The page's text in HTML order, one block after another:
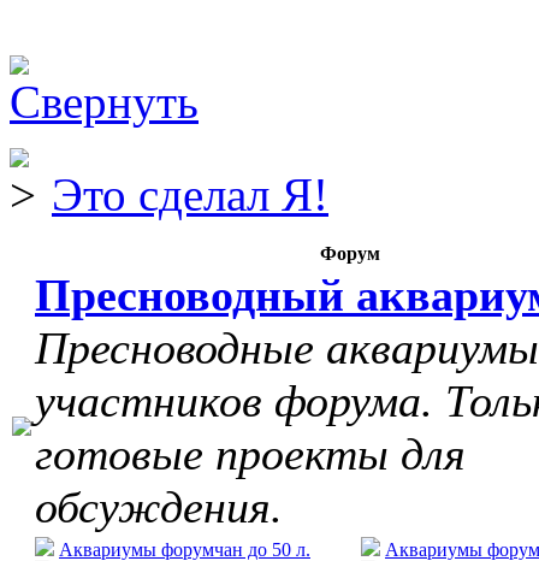
Это сделал Я!
Форум
Пресноводный
Пресноводные аквариумы
участников форума.
готовые проекты для
обсуждения.
Аквариумы форумчан до 50 л.
Аквариумы